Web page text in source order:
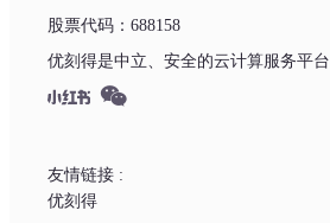
股票代码：688158
优刻得是中立、安全的云计算服务平台
友情链接 :
优刻得